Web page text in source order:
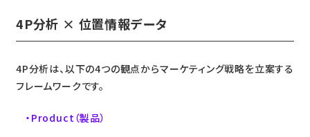
4P分析 × 位置情報データ
4P分析は、以下の4つの観点からマーケティング戦略を立案する
フレームワークです。
Product（製品）